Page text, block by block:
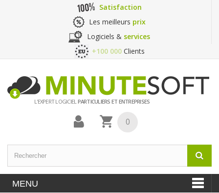
Satisfaction
Les meilleurs prix
Logiciels & services
+100 000 Clients
L'EXPERT LOGICIELPARTICULIERS ET ENTREPRISES
0
MENU